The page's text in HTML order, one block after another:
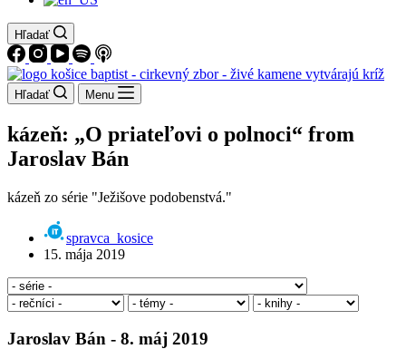
Hľadať
Hľadať Menu
kázeň: „O priateľovi o polnoci“ from
Jaroslav Bán
kázeň zo série "Ježišove podobenstvá."
spravca_kosice
15. mája 2019
Jaroslav Bán - 8. máj 2019